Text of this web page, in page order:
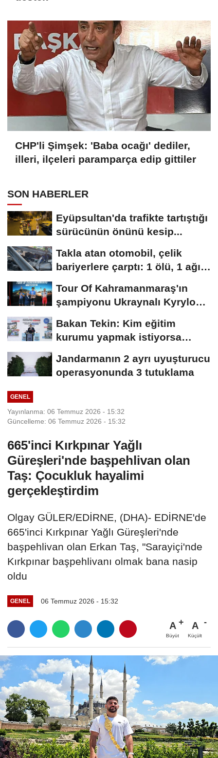
CHP'li Şimşek: 'Baba ocağı' dediler,
illeri, ilçeleri paramparça edip gittiler
SON HABERLER
Eyüpsultan'da trafikte tartıştığı
sürücünün önünü kesip...
Takla atan otomobil, çelik
bariyerlere çarptı: 1 ölü, 1 ağır
Tour Of Kahramanmaraş'ın
şampiyonu Ukraynalı Kyrylo
Bakan Tekin: Kim eğitim
kurumu yapmak istiyorsa
Jandarmanın 2 ayrı uyuşturucu
operasyonunda 3 tutuklama
GENEL
Yayınlanma: 06 Temmuz 2026 - 15:32
Güncelleme: 06 Temmuz 2026 - 15:32
665'inci Kırkpınar Yağlı
Güreşleri'nde başpehlivan olan
Taş: Çocukluk hayalimi
gerçekleştirdim
Olgay GÜLER/EDİRNE, (DHA)- EDİRNE'de
665'inci Kırkpınar Yağlı Güreşleri'nde
başpehlivan olan Erkan Taş, "Sarayiçi'nde
Kırkpınar başpehlivanı olmak bana nasip
oldu
GENEL 06 Temmuz 2026 - 15:32
A
Büyüt
A
Küçült